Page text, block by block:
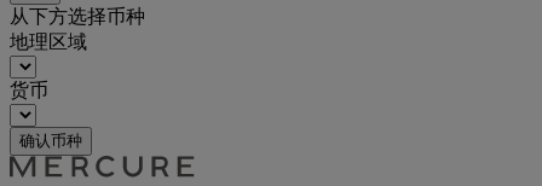
从下方选择币种
地理区域
货币
确认币种